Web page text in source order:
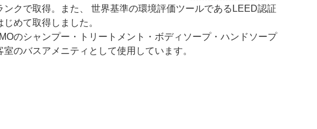
ンクで取得。また、 世界基準の環境評価ツールであるLEED認証
じめて取得しました。
のシャンプー・トリートメント・ボディソープ・ハンドソープ
室のバスアメニティとして使用しています。